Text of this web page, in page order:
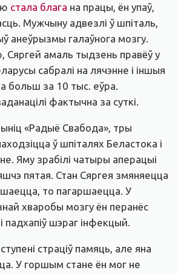
стала блага на працы, ён упаў,
Мужчыну адвезлі ў шпіталь,
анеўрызмы галаўнога мозгу.
Сяргей амаль тыдзень правёў у
сабралі на лячэнне і іншыя
больш за 10 тыс. еўра.
фактычна за суткі.
«Радыё Свабода», тры
ў шпіталях Беластока і
Яму зрабілі чатыры аперацыі
пятая. Стан Сяргея змяняецца
то пагаршаецца. У
хваробы мозгу ён перанёс
падхапіў шэраг інфекцый.
страціў памяць, але яна
У горшым стане ён мог не